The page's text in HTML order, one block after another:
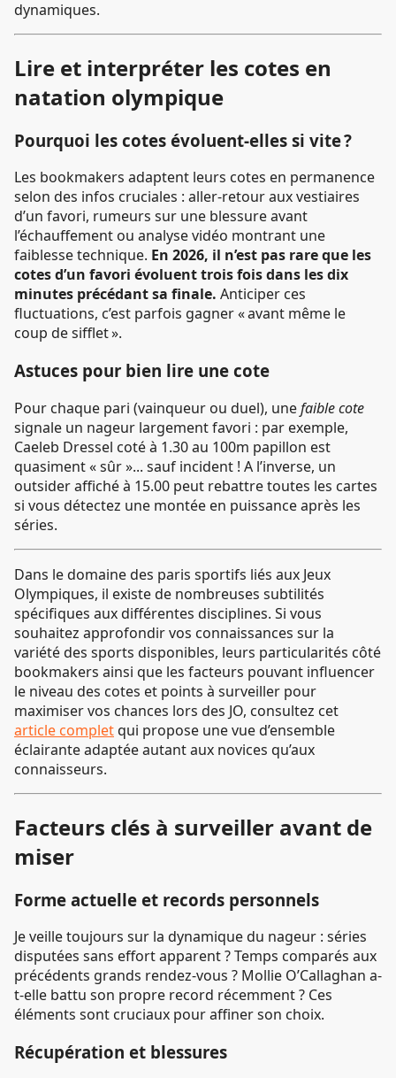
dynamiques.
Lire et interpréter les cotes en
natation olympique
Pourquoi les cotes évoluent-elles si vite ?
Les bookmakers adaptent leurs cotes en permanence
selon des infos cruciales : aller-retour aux vestiaires
d’un favori, rumeurs sur une blessure avant
l’échauffement ou analyse vidéo montrant une
faiblesse technique. En 2026, il n’est pas rare que les
cotes d’un favori évoluent trois fois dans les dix
minutes précédant sa finale. Anticiper ces
fluctuations, c’est parfois gagner « avant même le
coup de sifflet ».
Astuces pour bien lire une cote
Pour chaque pari (vainqueur ou duel), unefaible cote
signale un nageur largement favori : par exemple,
Caeleb Dressel coté à 1.30 au 100m papillon est
quasiment « sûr »... sauf incident ! A l’inverse, un
outsider affiché à 15.00 peut rebattre toutes les cartes
si vous détectez une montée en puissance après les
séries.
Dans le domaine des paris sportifs liés aux Jeux
Olympiques, il existe de nombreuses subtilités
spécifiques aux différentes disciplines. Si vous
souhaitez approfondir vos connaissances sur la
variété des sports disponibles, leurs particularités côté
bookmakers ainsi que les facteurs pouvant influencer
le niveau des cotes et points à surveiller pour
maximiser vos chances lors des JO, consultez cet
article completqui propose une vue d’ensemble
éclairante adaptée autant aux novices qu’aux
connaisseurs.
Facteurs clés à surveiller avant de
miser
Forme actuelle et records personnels
Je veille toujours sur la dynamique du nageur : séries
disputées sans effort apparent ? Temps comparés aux
précédents grands rendez-vous ? Mollie O’Callaghan a-
t-elle battu son propre record récemment ? Ces
éléments sont cruciaux pour affiner son choix.
Récupération et blessures